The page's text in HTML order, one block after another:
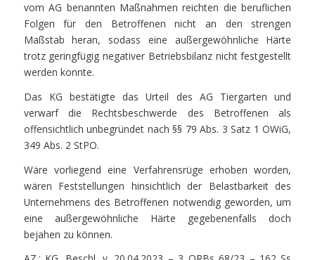
vom AG benannten Maßnahmen reichten die beruflichen
Folgen für den Betroffenen nicht an den strengen
Maßstab heran, sodass eine außergewöhnliche Härte
trotz geringfügig negativer Betriebsbilanz nicht festgestellt
werden konnte.
Das KG bestätigte das Urteil des AG Tiergarten und
verwarf die Rechtsbeschwerde des Betroffenen als
offensichtlich unbegründet nach §§ 79 Abs. 3 Satz 1 OWiG,
349 Abs. 2 StPO.
Wäre vorliegend eine Verfahrensrüge erhoben worden,
wären Feststellungen hinsichtlich der Belastbarkeit des
Unternehmens des Betroffenen notwendig geworden, um
eine außergewöhnliche Härte gegebenenfalls doch
bejahen zu können.